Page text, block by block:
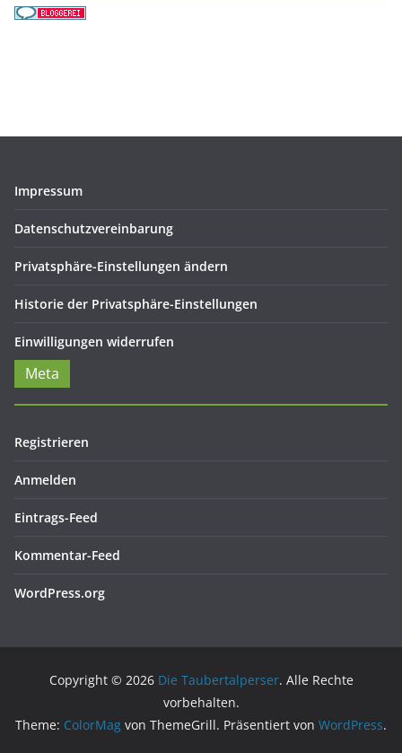
Impressum
Datenschutzvereinbarung
Privatsphäre-Einstellungen ändern
Historie der Privatsphäre-Einstellungen
Einwilligungen widerrufen
Meta
Registrieren
Anmelden
Eintrags-Feed
Kommentar-Feed
WordPress.org
Copyright © 2026 Die Taubertalperser. Alle Rechte
vorbehalten.
Theme: ColorMag von ThemeGrill. Präsentiert von WordPress.